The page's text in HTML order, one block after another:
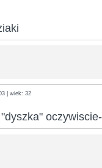
| wiek: 32